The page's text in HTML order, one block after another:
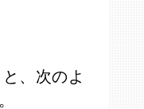
、次のよ